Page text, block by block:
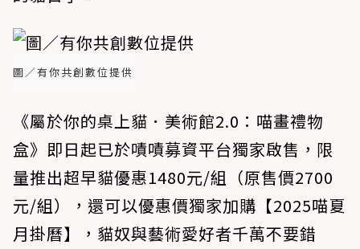
圖／有你共創數位提供
《屬於你的桌上貓．美術館2.0：喵畫禮物
盒》即日起已於嘖嘖募資平台獨家啟售，限
量推出超早貓優惠1480元/組（原售價2700
元/組），還可以優惠價獨家加購【2025喵夏
月掛曆】，貓奴與藝術愛好者千萬不要錯